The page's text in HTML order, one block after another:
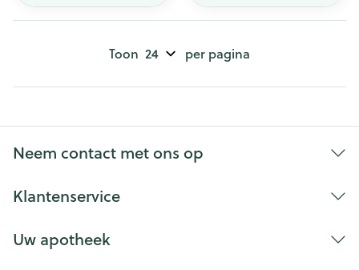
Toon per pagina
Neem contact met ons op
Klantenservice
Uw apotheek